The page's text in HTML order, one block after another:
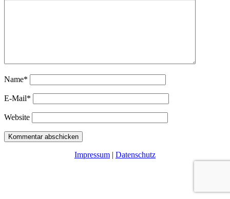
Name*
E-Mail*
Website
Impressum | Datenschutz